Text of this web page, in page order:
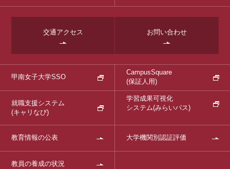
交通アクセス お問い合わせ
甲南女子大学SSO
CampusSquare
(保証人用)
就職支援システム
(キャリなび)
学習成果可視化
システム(みらいパス)
教育情報の公表 大学機関別認証評価
教員の養成の状況